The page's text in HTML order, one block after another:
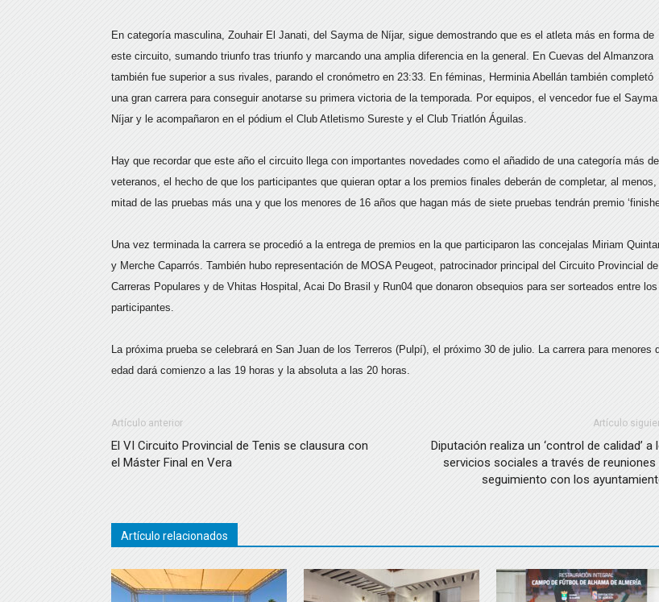
En categoría masculina, Zouhair El Janati, del Sayma de Níjar, sigue demostrando que es el atleta más en forma de
este circuito, sumando triunfo tras triunfo y marcando una amplia diferencia en la general. En Cuevas del Almanzora
también fue superior a sus rivales, parando el cronómetro en 23:33. En féminas, Herminia Abellán también completó
una gran carrera para conseguir anotarse su primera victoria de la temporada. Por equipos, el vencedor fue el
Níjar y le acompañaron en el pódium el Club Atletismo Sureste y el Club Triatlón Águilas.
Hay que recordar que este año el circuito llega con importantes novedades como el añadido de una categoría más de
veteranos, el hecho de que los participantes que quieran optar a los premios finales deberán de completar, al menos,
mitad de las pruebas más una y que los menores de 16 años que hagan más de siete pruebas tendrán premio
Una vez terminada la carrera se procedió a la entrega de premios en la que participaron las concejalas Miriam
y Merche Caparrós. También hubo representación de MOSA Peugeot, patrocinador principal del Circuito Provincial de
Carreras Populares y de Vhitas Hospital, Acai Do Brasil y Run04 que donaron obsequios para ser sorteados entre los
participantes.
La próxima prueba se celebrará en San Juan de los Terreros (Pulpí), el próximo 30 de julio. La carrera para menores
edad dará comienzo a las 19 horas y la absoluta a las 20 horas.
Artículo anterior
El VI Circuito Provincial de Tenis se clausura con
el Máster Final en Vera
Artículo
Diputación realiza un ‘control de calidad’ a
servicios sociales a través de reuniones
seguimiento con los
Artículo relacionados